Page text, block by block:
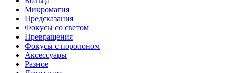
Микромагия
Предсказания
Фокусы со светом
Превращения
Фокусы с поролоном
Аксессуары
Разное